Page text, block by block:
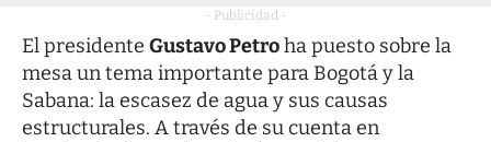
- Publicidad -
El presidente Gustavo Petroha puesto sobre la
mesa un tema importante para Bogotá y la
Sabana: la escasez de agua y sus causas
estructurales. A través de su cuenta en